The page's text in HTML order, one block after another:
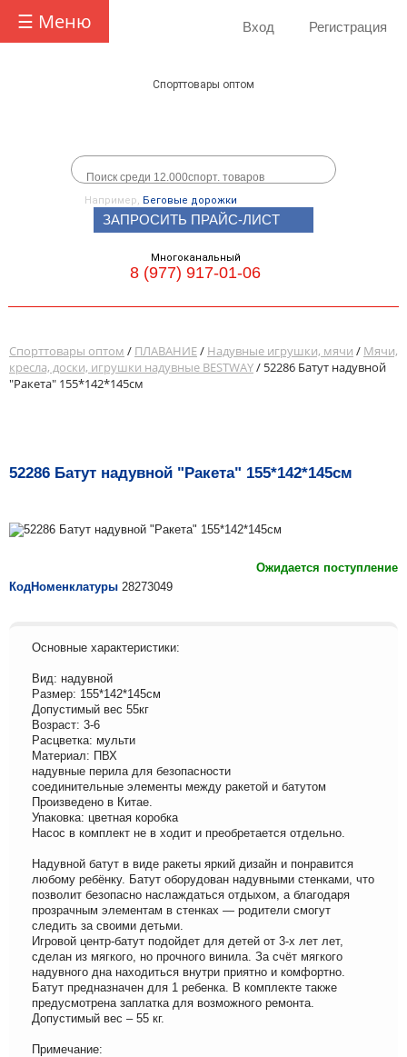
☰ Меню Вход Регистрация
Спорттовары оптом
Например, Беговые дорожки
ЗАПРОСИТЬ ПРАЙС-ЛИСТ
Многоканальный
8 (977) 917-01-06
Спорттовары оптом / ПЛАВАНИЕ/ Надувные игрушки, мячи / Мячи,
кресла, доски, игрушки надувные BESTWAY/ 52286 Батут надувной
"Ракета" 155*142*145см
52286 Батут надувной "Ракета" 155*142*145см
Ожидается поступление
КодНоменклатуры 28273049
Основные характеристики:
Вид: надувной
Размер: 155*142*145см
Допустимый вес 55кг
Возраст: 3-6
Расцветка: мульти
Материал: ПВХ
надувные перила для безопасности
соединительные элементы между ракетой и батутом
Произведено в Китае.
Упаковка: цветная коробка
Насос в комплект не в ходит и преобретается отдельно.
Надувной батут в виде ракеты яркий дизайн и понравится
любому ребёнку. Батут оборудован надувными стенками, что
позволит безопасно наслаждаться отдыхом, а благодаря
прозрачным элементам в стенках — родители смогут
следить за своими детьми.
Игровой центр-батут подойдет для детей от 3-х лет лет,
сделан из мягкого, но прочного винила. За счёт мягкого
надувного дна находиться внутри приятно и комфортно.
Батут предназначен для 1 ребенка. В комплекте также
предусмотрена заплатка для возможного ремонта.
Допустимый вес – 55 кг.
Примечание: